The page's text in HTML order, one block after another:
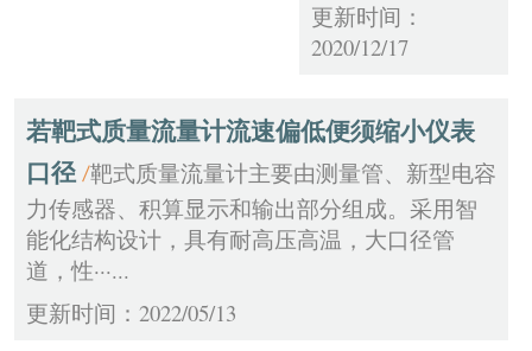
更新时间：
2020/12/17
若靶式质量流量计流速偏低便须缩小仪表
口径 /靶式质量流量计主要由测量管、新型电容
力传感器、积算显示和输出部分组成。采用智
能化结构设计，具有耐高压高温，大口径管
道，性···...
更新时间：2022/05/13